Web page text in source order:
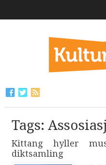
Tags:
Kittang hyller
diktsamling